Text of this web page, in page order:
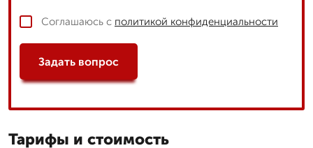
Соглашаюсь с политикой конфиденциальности
Задать вопрос
Тарифы и стоимость